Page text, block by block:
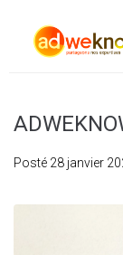
Posté 28 janvier